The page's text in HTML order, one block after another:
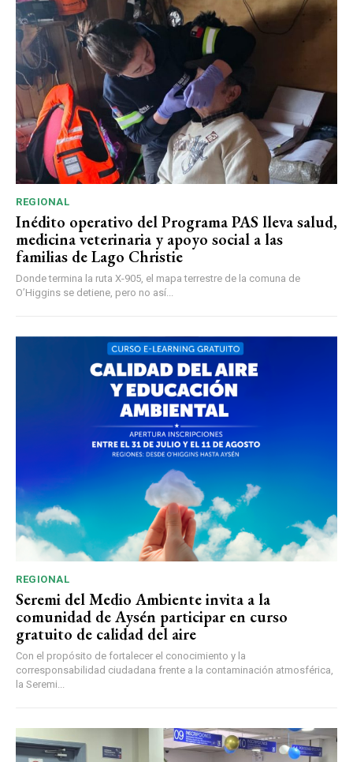
REGIONAL
Inédito operativo del Programa PAS lleva salud,
medicina veterinaria y apoyo social a las
familias de Lago Christie
Donde termina la ruta X-905, el mapa terrestre de la comuna de
O’Higgins se detiene, pero no así...
REGIONAL
Seremi del Medio Ambiente invita a la
comunidad de Aysén participar en curso
gratuito de calidad del aire
Con el propósito de fortalecer el conocimiento y la
corresponsabilidad ciudadana frente a la contaminación atmosférica,
la Seremi...